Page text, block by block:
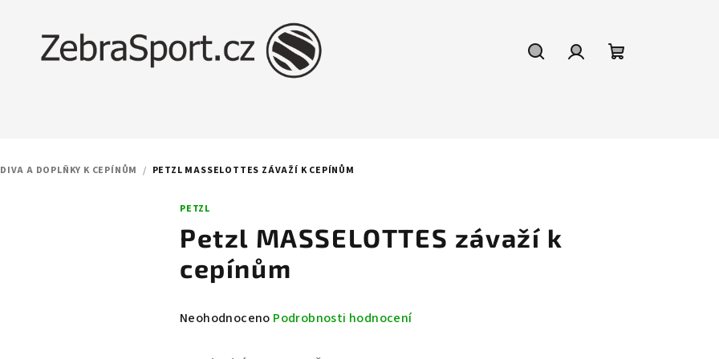
A DOPLŇKY K CEPÍNŮM / PETZL MASSELOTTES ZÁVAŽÍ K CEPÍNŮM
PETZL
Petzl MASSELOTTES závaží k
cepínům
Průměrné
Neohodnoceno Podrobnosti hodnocení